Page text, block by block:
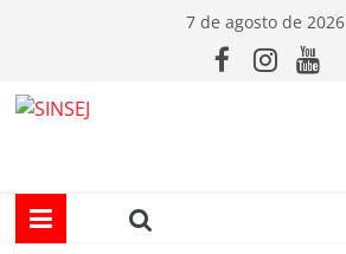
conteúdo
7 de agosto de 2026
I